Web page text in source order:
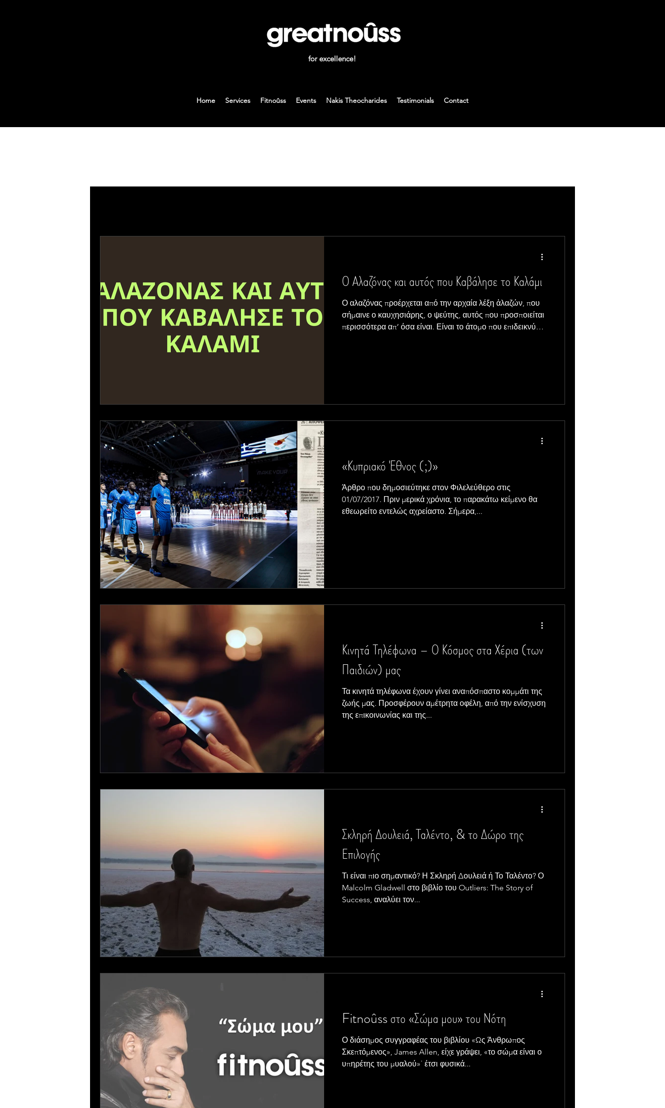
for excellence!
Home Services Fitnoûss Events Nakis Theocharides Testimonials Contact
Ο Αλαζόνας και αυτός που Καβάλησε το Καλάμι
Ο αλαζόνας προέρχεται από την αρχαία λέξη ἀλαζών, που
σήμαινε ο καυχησιάρης, ο ψεύτης, αυτός που προσποιείται
περισσότερα απ’ όσα είναι. Είναι το άτομο που επιδεικνύει
«Κυπριακό Έθνος (;)»
Άρθρο που δημοσιεύτηκε στον Φιλελεύθερο στις
01/07/2017. Πριν μερικά χρόνια, το παρακάτω κείμενο θα
εθεωρείτο εντελώς αχρείαστο. Σήμερα,...
Κινητά Τηλέφωνα – Ο Κόσμος στα Χέρια (των
Παιδιών) μας
Τα κινητά τηλέφωνα έχουν γίνει αναπόσπαστο κομμάτι της
ζωής μας. Προσφέρουν αμέτρητα οφέλη, από την ενίσχυση
της επικοινωνίας και της...
Σκληρή Δουλειά, Ταλέντο, & το Δώρο της
Επιλογής
Τι είναι πιο σημαντικό? Η Σκληρή Δουλειά ή Το Ταλέντο? Ο
Malcolm Gladwell στο βιβλίο του Outliers: The Story of
Success, αναλύει τον...
Fitnoûss στο «Σώμα μου» του Νότη
Ο διάσημος συγγραφέας του βιβλίου «Ως Άνθρωπος
Σκεπτόμενος», James Allen, είχε γράψει, «το σώμα είναι ο
υπηρέτης του μυαλού»˙ έτσι φυσικά...